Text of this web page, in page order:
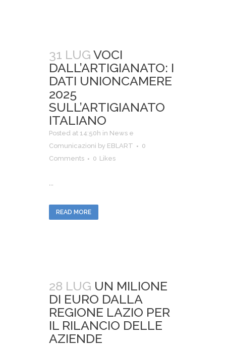
31 LUG VOCI
DALL’ARTIGIANATO: I
DATI UNIONCAMERE
2025
SULL’ARTIGIANATO
ITALIANO
Posted at 14:50h in News e
Comunicazioni by EBLART
0
Comments
0 Likes
...
READ MORE
28 LUG UN MILIONE
DI EURO DALLA
REGIONE LAZIO PER
IL RILANCIO DELLE
AZIENDE